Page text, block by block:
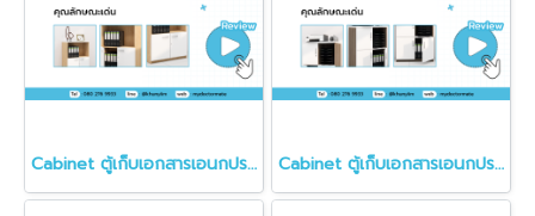
Cabinet ตู้เก็บเอกสารเอนกประสงค์ Cabinet ตู้เก็บเอกสารเอนกประสงค์